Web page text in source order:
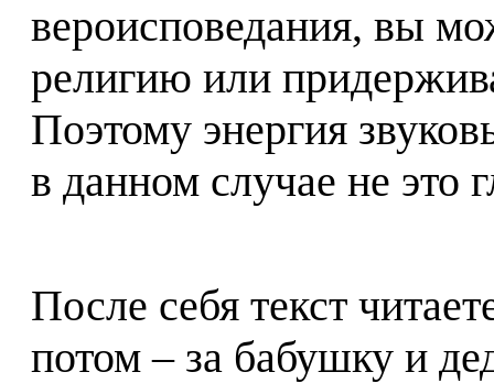
вероисповедания, вы
религию или
Поэтому энергия
в данном случае не это
После себя текст
потом – за бабушку и